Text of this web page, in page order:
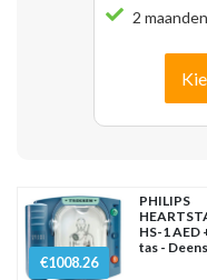
2
€1008.26
PHILIPS
HS-1 AED
tas - Deens